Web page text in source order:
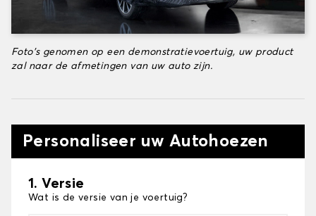
Foto's genomen op een demonstratievoertuig, uw product
zal naar de afmetingen van uw auto zijn.
Personaliseer uw Autohoezen
1. Versie
Wat is de versie van je voertuig?